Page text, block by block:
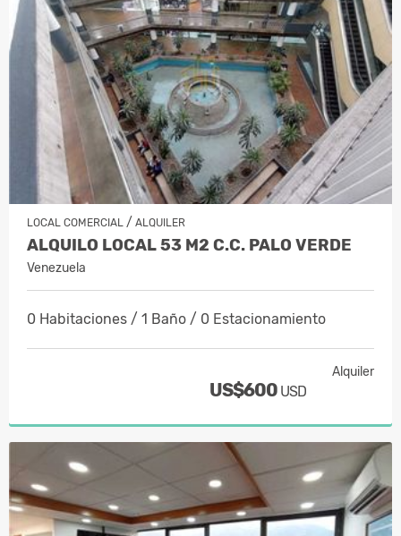
LOCAL COMERCIAL / ALQUILER
ALQUILO LOCAL 53 M2 C.C. PALO VERDE
Venezuela
0 Habitaciones / 1 Baño / 0 Estacionamiento
Alquiler
US$600 USD